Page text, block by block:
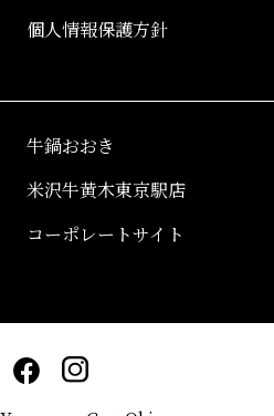
個人情報保護方針
牛鍋おおき
米沢牛黄木東京駅店
コーポレートサイト